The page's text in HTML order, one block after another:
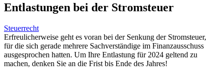
Entlastungen bei der Stromsteuer
Steuerrecht
Erfreulicherweise geht es voran bei der Senkung der Stromsteuer,
für die sich gerade mehrere Sachverständige im Finanzausschuss
ausgesprochen hatten. Um Ihre Entlastung für 2024 geltend zu
machen, denken Sie an die Frist bis Ende des Jahres!